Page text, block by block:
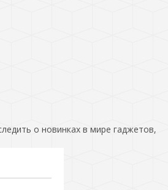
о новинках в мире гаджетов,